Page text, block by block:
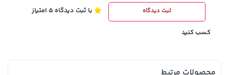
154,000 تومان
171,500
3,079,000 تومان
خرید ثبت دیدگاه با ثبت دیدگاه 5 امتیاز
کسب کنید